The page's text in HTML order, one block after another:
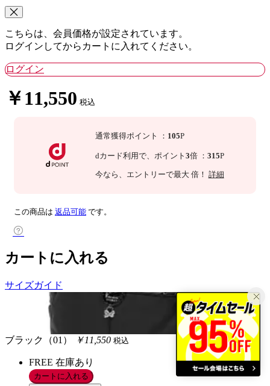
こちらは、会員価格が設定されています。
ログインしてからカートに入れてください。
ログイン
￥11,550 税込
通常獲得ポイント ： 105P
dカード利用で、 ポイント 3倍 ： 315P
今なら 、エントリーで最大 倍！ 詳細
この商品は 返品可能 です。
カートに入れる
サイズガイド
ブラック（01） ￥11,550 税込
FREE 在庫あり
カートに入れる